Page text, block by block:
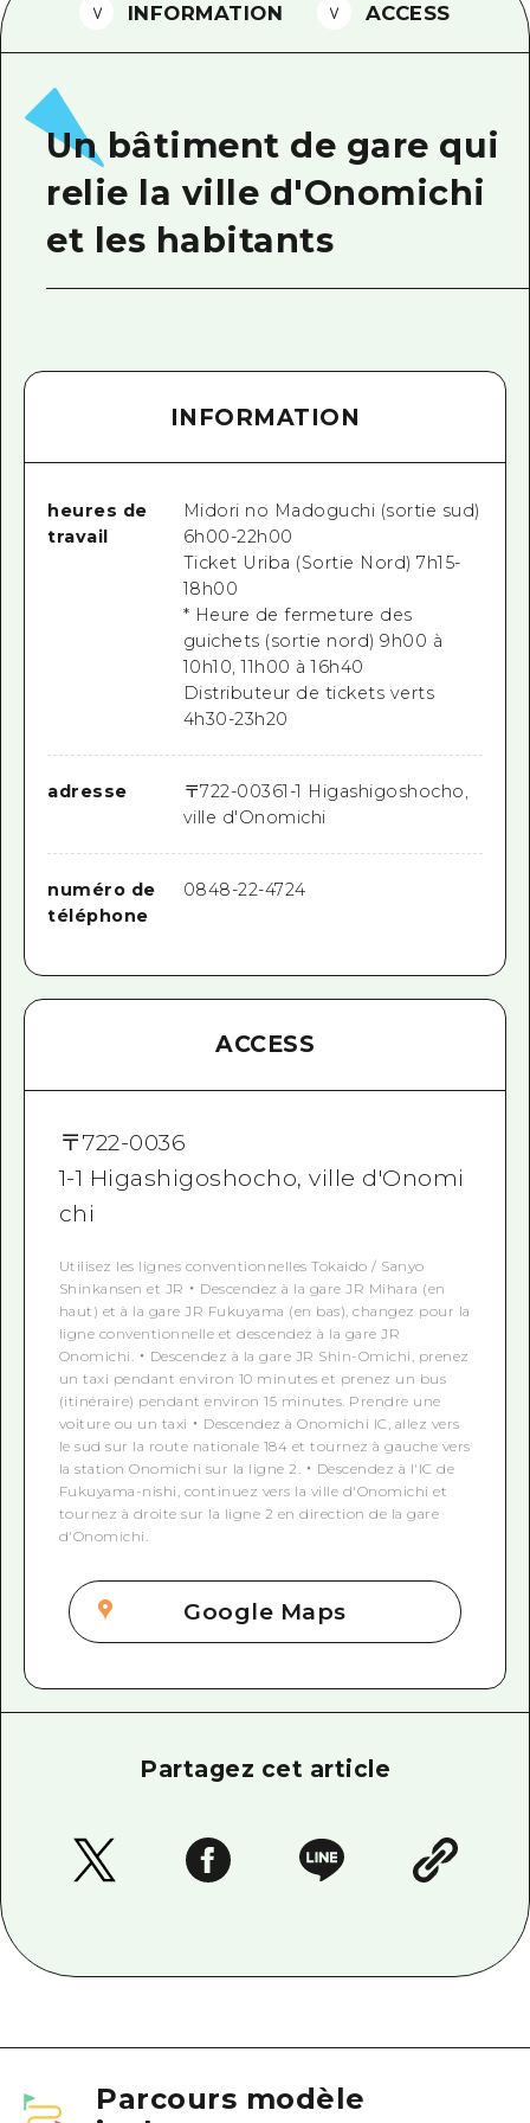
FAQ
Téléchargement de Photos
Informations sur le transport en
INFORMATION ACCESS
Un bâtiment de gare qui
relie la ville d'Onomichi
et les habitants
INFORMATION
heures de
travail
Midori no Madoguchi (sortie sud)
6h00-22h00
Ticket Uriba (Sortie Nord) 7h15-
18h00
* Heure de fermeture des
guichets (sortie nord) 9h00 à
10h10, 11h00 à 16h40
Distributeur de tickets verts
4h30-23h20
adresse 〒722-00361-1 Higashigoshocho,
ville d'Onomichi
numéro de
téléphone
0848-22-4724
ACCESS
〒722-0036
1-1 Higashigoshocho, ville d'Onomi
chi
Utilisez les lignes conventionnelles Tokaido / Sanyo
Shinkansen et JR ・ Descendez à la gare JR Mihara (en
haut) et à la gare JR Fukuyama (en bas), changez pour la
ligne conventionnelle et descendez à la gare JR
Onomichi. ・ Descendez à la gare JR Shin-Omichi, prenez
un taxi pendant environ 10 minutes et prenez un bus
(itinéraire) pendant environ 15 minutes. Prendre une
voiture ou un taxi ・ Descendez à Onomichi IC, allez vers
le sud sur la route nationale 184 et tournez à gauche vers
la station Onomichi sur la ligne 2. ・ Descendez à l'IC de
Fukuyama-nishi, continuez vers la ville d'Onomichi et
tournez à droite sur la ligne 2 en direction de la gare
d'Onomichi.
Google Maps
Partagez cet article
Parcours modèle